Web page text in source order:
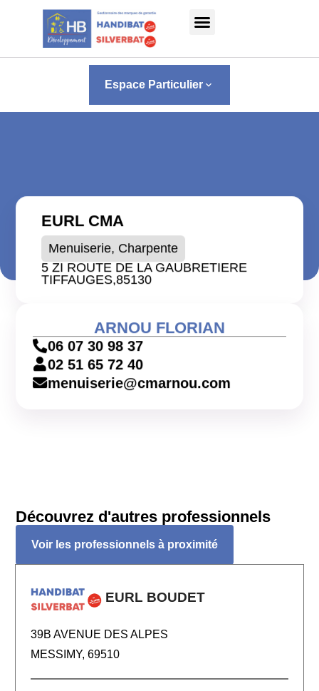
Panneau de gestion des cookies
Espace Particulier keyboard_arrow_down
EURL CMA
Menuiserie, Charpente
5 ZI ROUTE DE LA GAUBRETIERE
TIFFAUGES,85130
ARNOU FLORIAN
06 07 30 98 37
02 51 65 72 40
menuiserie@cmarnou.com
Découvrez d'autres professionnels
Voir les professionnels à proximité
EURL BOUDET
39B AVENUE DES ALPES
MESSIMY, 69510